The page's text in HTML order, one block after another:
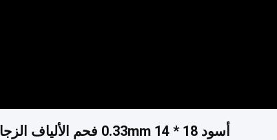
أسود 18 * 14 0.33mm فحم الألياف الزجاجية شبكة الحشرات لبركة وفناء